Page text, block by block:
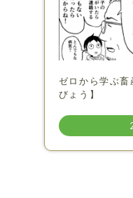
ゼロから学ぶ畜
びょう】